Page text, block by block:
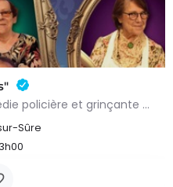
Ne manquez pas cette comédie policière et grinçante de Joseph Kesselring, adaptée et mise en scène par Benoît…
Sûre